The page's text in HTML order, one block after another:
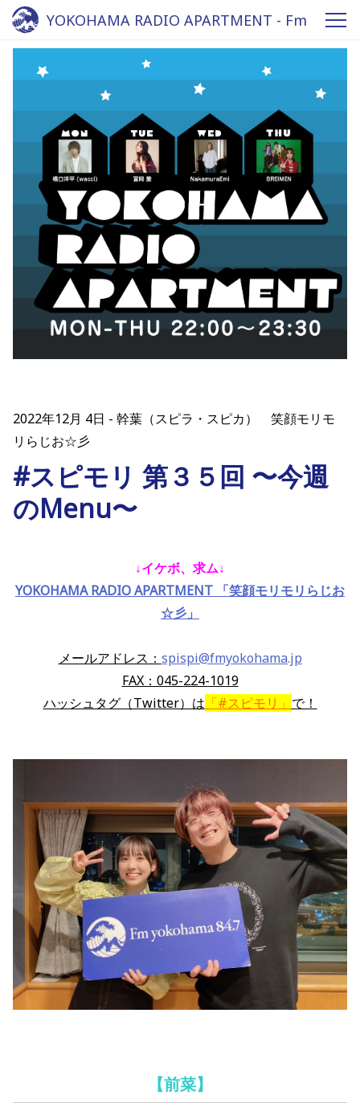
YOKOHAMA RADIO APARTMENT - Fm
yokohama 84.7
2022年12月 4日
幹葉（スピラ・スピカ） 笑顔モリモ
リらじお☆彡
#スピモリ 第３５回 〜今週
のMenu〜
↓イケボ、求ム↓
YOKOHAMA RADIO APARTMENT 「笑顔モリモリらじお
☆彡」
メールアドレス： spispi@fmyokohama.jp
FAX：045-224-1019
ハッシュタグ（Twitter）は 「#スピモリ」 で！
【前菜】